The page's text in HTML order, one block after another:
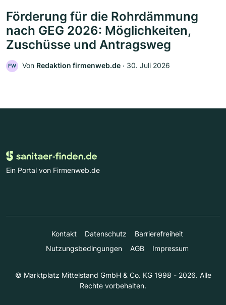
Förderung für die Rohrdämmung
nach GEG 2026: Möglichkeiten,
Zuschüsse und Antragsweg
FW Von Redaktion firmenweb.de ‧ 30. Juli 2026
Ein Portal von Firmenweb.de
Kontakt Datenschutz
Barrierefreiheit
Nutzungsbedingungen
AGB Impressum
© Marktplatz Mittelstand GmbH & Co. KG 1998 - 2026. Alle
Rechte vorbehalten.